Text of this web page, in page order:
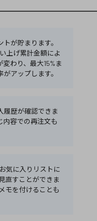
が貯まります。
上げ累計金額によ
変わり、最大15%ま
アップします。
履歴が確認できま
内容での再注文も
気に入りリストに
直すことができま
モを付けることも